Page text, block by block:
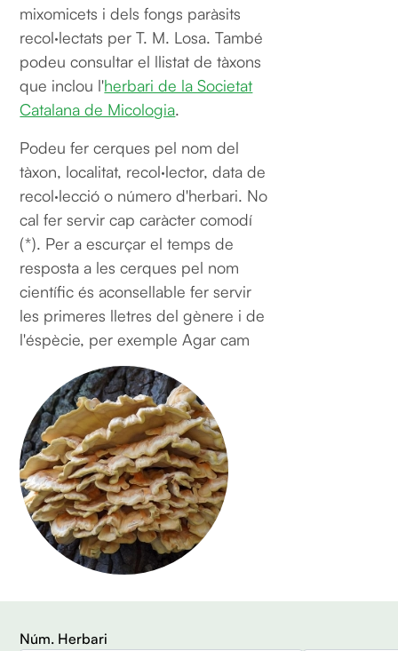
mixomicets i dels fongs paràsits
recol·lectats per T. M. Losa. També
podeu consultar el llistat de tàxons
que inclou l'herbari de la Societat
Catalana de Micologia.
Podeu fer cerques pel nom del
tàxon, localitat, recol·lector, data de
recol·lecció o número d'herbari. No
cal fer servir cap caràcter comodí
(*). Per a escurçar el temps de
resposta a les cerques pel nom
científic és aconsellable fer servir
les primeres lletres del gènere i de
l'éspècie, per exemple Agar cam
Núm. Herbari